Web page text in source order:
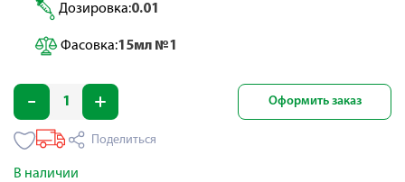
Дозировка:0.01
Фасовка:15мл №1
Оформить заказ
Поделиться
В наличии